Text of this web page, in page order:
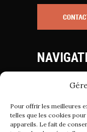
Pour offrir les meilleures
telles que les cookies
appareils. Le fait de
Mentions
Politique de
Conditions